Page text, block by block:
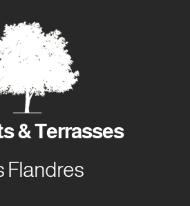
& Terrasses
Flandres